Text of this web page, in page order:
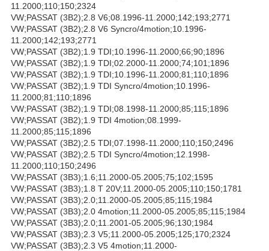
11.2000;110;150;2324
VW;PASSAT (3B2);2.8 V6;08.1996-11.2000;142;193;2771
VW;PASSAT (3B2);2.8 V6 Syncro/4motion;10.1996-
11.2000;142;193;2771
VW;PASSAT (3B2);1.9 TDI;10.1996-11.2000;66;90;1896
VW;PASSAT (3B2);1.9 TDI;02.2000-11.2000;74;101;1896
VW;PASSAT (3B2);1.9 TDI;10.1996-11.2000;81;110;1896
VW;PASSAT (3B2);1.9 TDI Syncro/4motion;10.1996-
11.2000;81;110;1896
VW;PASSAT (3B2);1.9 TDI;08.1998-11.2000;85;115;1896
VW;PASSAT (3B2);1.9 TDI 4motion;08.1999-
11.2000;85;115;1896
VW;PASSAT (3B2);2.5 TDI;07.1998-11.2000;110;150;2496
VW;PASSAT (3B2);2.5 TDI Syncro/4motion;12.1998-
11.2000;110;150;2496
VW;PASSAT (3B3);1.6;11.2000-05.2005;75;102;1595
VW;PASSAT (3B3);1.8 T 20V;11.2000-05.2005;110;150;1781
VW;PASSAT (3B3);2.0;11.2000-05.2005;85;115;1984
VW;PASSAT (3B3);2.0 4motion;11.2000-05.2005;85;115;1984
VW;PASSAT (3B3);2.0;11.2001-05.2005;96;130;1984
VW;PASSAT (3B3);2.3 V5;11.2000-05.2005;125;170;2324
VW;PASSAT (3B3);2.3 V5 4motion;11.2000-